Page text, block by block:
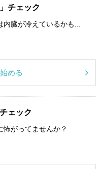
チェック
臓が冷えているかも...
める
ェック
怖がってませんか？